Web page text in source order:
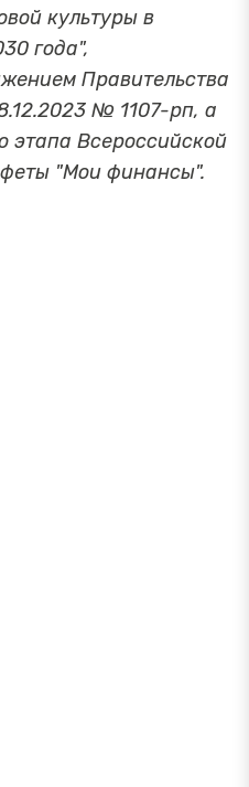
культуры в
года",
Правительства
№ 1107-рп, а
этапа Всероссийской
"Мои финансы".